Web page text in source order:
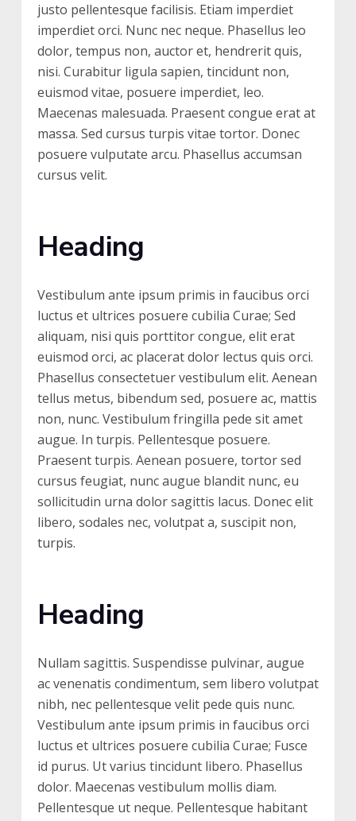
justo pellentesque facilisis. Etiam imperdiet
imperdiet orci. Nunc nec neque. Phasellus leo
dolor, tempus non, auctor et, hendrerit quis,
nisi. Curabitur ligula sapien, tincidunt non,
euismod vitae, posuere imperdiet, leo.
Maecenas malesuada. Praesent congue erat at
massa. Sed cursus turpis vitae tortor. Donec
posuere vulputate arcu. Phasellus accumsan
cursus velit.
Heading
Vestibulum ante ipsum primis in faucibus orci
luctus et ultrices posuere cubilia Curae; Sed
aliquam, nisi quis porttitor congue, elit erat
euismod orci, ac placerat dolor lectus quis orci.
Phasellus consectetuer vestibulum elit. Aenean
tellus metus, bibendum sed, posuere ac, mattis
non, nunc. Vestibulum fringilla pede sit amet
augue. In turpis. Pellentesque posuere.
Praesent turpis. Aenean posuere, tortor sed
cursus feugiat, nunc augue blandit nunc, eu
sollicitudin urna dolor sagittis lacus. Donec elit
libero, sodales nec, volutpat a, suscipit non,
turpis.
Heading
Nullam sagittis. Suspendisse pulvinar, augue
ac venenatis condimentum, sem libero volutpat
nibh, nec pellentesque velit pede quis nunc.
Vestibulum ante ipsum primis in faucibus orci
luctus et ultrices posuere cubilia Curae; Fusce
id purus. Ut varius tincidunt libero. Phasellus
dolor. Maecenas vestibulum mollis diam.
Pellentesque ut neque. Pellentesque habitant